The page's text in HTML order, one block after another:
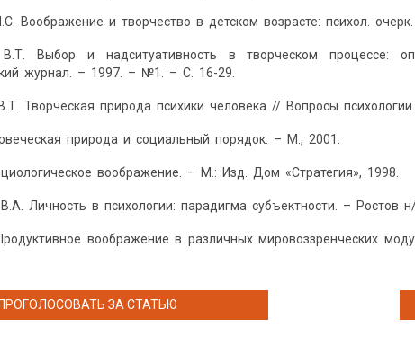
Воображение и творчество в детском возрасте: психол.
Выбор и надситуативность в творческом процессе:
журнал. – 1997. – №1. – С. 16-29.
Творческая природа психики человека // Вопросы
природа и социальный порядок. – М., 2001.
воображение. – М.: Изд. Дом «Стратегия», 1998.
Личность в психологии: парадигма субъектности. – Ростов
воображение в различных мировоззренческих
ПРОГОЛОСОВАТЬ ЗА СТАТЬЮ